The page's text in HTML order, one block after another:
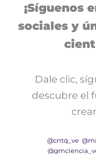
¡Síguenos
sociales y
Dale clic,
descubre el
@cntq_ve